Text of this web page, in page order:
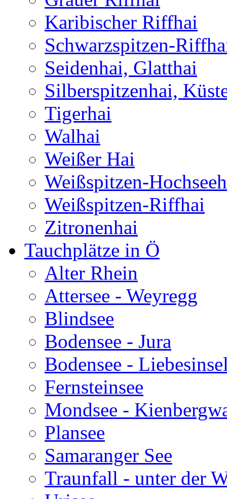
Karibischer Riffhai
Schwarzspitzen-
Seidenhai, Glatthai
Silberspitzenhai,
Tigerhai
Walhai
Weißer Hai
Weißspitzen-
Weißspitzen-Riffhai
Zitronenhai
Tauchplätze in Ö
Alter Rhein
Attersee - Weyregg
Blindsee
Bodensee - Jura
Bodensee -
Fernsteinsee
Mondsee -
Plansee
Samaranger See
Traunfall - unter der